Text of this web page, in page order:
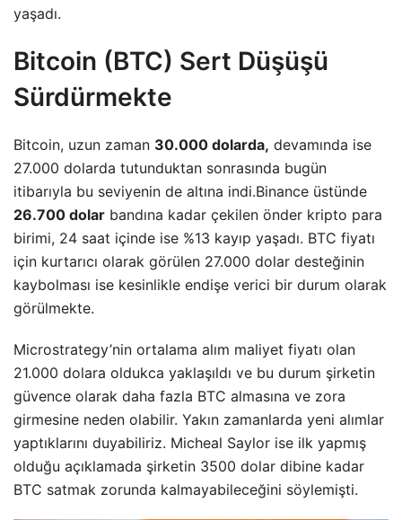
yaşadı.
Bitcoin (BTC) Sert Düşüşü
Sürdürmekte
Bitcoin, uzun zaman 30.000 dolarda, devamında ise
27.000 dolarda tutunduktan sonrasında bugün
itibarıyla bu seviyenin de altına indi.Binance üstünde
26.700 dolar bandına kadar çekilen önder kripto para
birimi, 24 saat içinde ise %13 kayıp yaşadı. BTC fiyatı
için kurtarıcı olarak görülen 27.000 dolar desteğinin
kaybolması ise kesinlikle endişe verici bir durum olarak
görülmekte.
Microstrategy’nin ortalama alım maliyet fiyatı olan
21.000 dolara oldukca yaklaşıldı ve bu durum şirketin
güvence olarak daha fazla BTC almasına ve zora
girmesine neden olabilir. Yakın zamanlarda yeni alımlar
yaptıklarını duyabiliriz. Micheal Saylor ise ilk yapmış
olduğu açıklamada şirketin 3500 dolar dibine kadar
BTC satmak zorunda kalmayabileceğini söylemişti.